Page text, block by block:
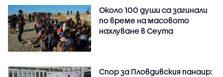
Около 100 души са загинали
по време на масовото
нахлуване в Сеута
Спор за Пловдивския панаир: